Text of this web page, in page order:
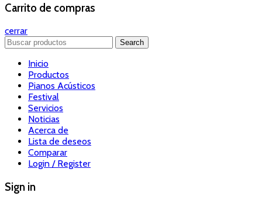
Carrito de compras
cerrar
Search
Inicio
Productos
Pianos Acústicos
Festival
Servicios
Noticias
Acerca de
Lista de deseos
Comparar
Login / Register
Sign in